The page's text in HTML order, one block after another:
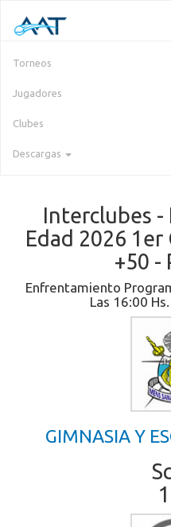
Torneos
Jugadores
Clubes
Descargas
Interclubes -
Edad 2026 1er
+50 -
Enfrentamiento
Las 16:00
GIMNASIA Y